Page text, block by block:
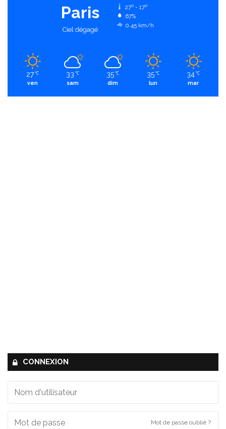
Paris
Ciel dégagé
27º - 17º
67%
0.45 km/h
27 ℃
ven
33 ℃
sam
35 ℃
dim
35 ℃
lun
34 ℃
mar
CONNEXION
Mot de passe oublié ?